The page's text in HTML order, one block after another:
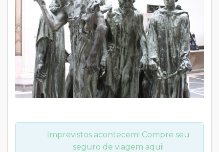
Imprevistos acontecem! Compre seu
seguro de viagem aqui!